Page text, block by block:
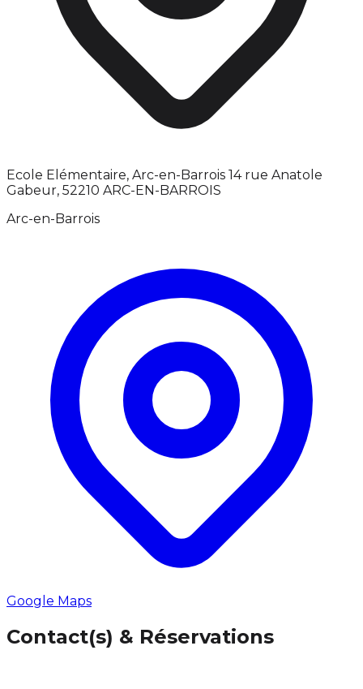
Ecole Elémentaire, Arc-en-Barrois 14 rue Anatole
Gabeur, 52210 ARC-EN-BARROIS
Arc-en-Barrois
Google Maps
Contact(s) & Réservations